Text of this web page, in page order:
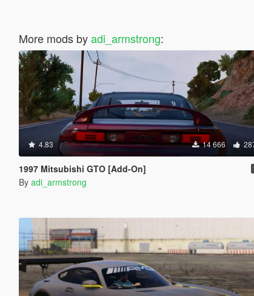
More mods byadi_armstrong:
4.83 14 666
1997 Mitsubishi GTO [Add-On]
By adi_armstrong